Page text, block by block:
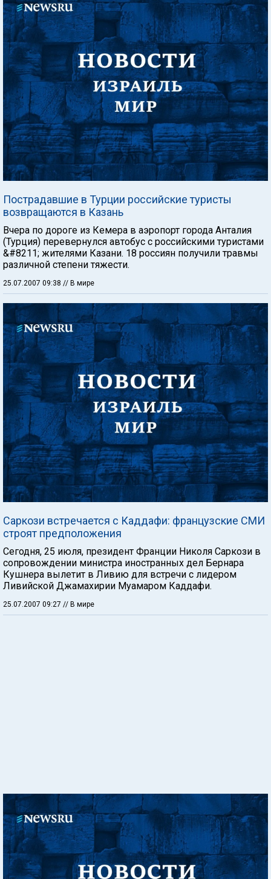
Пострадавшие в Турции российские туристы
возвращаются в Казань
Вчера по дороге из Кемера в аэропорт города Анталия
(Турция) перевернулся автобус с российскими туристами
&#8211; жителями Казани. 18 россиян получили травмы
различной степени тяжести.
25.07.2007 09:38 // В мире
Саркози встречается с Каддафи: французские СМИ
строят предположения
Сегодня, 25 июля, президент Франции Николя Саркози в
сопровождении министра иностранных дел Бернара
Кушнера вылетит в Ливию для встречи с лидером
Ливийской Джамахирии Муамаром Каддафи.
25.07.2007 09:27 // В мире